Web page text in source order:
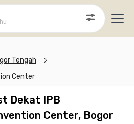
Tengah
Center
Dekat IPB
Center, Bogor